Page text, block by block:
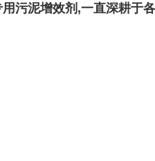
泥增效剂,一直深耕于